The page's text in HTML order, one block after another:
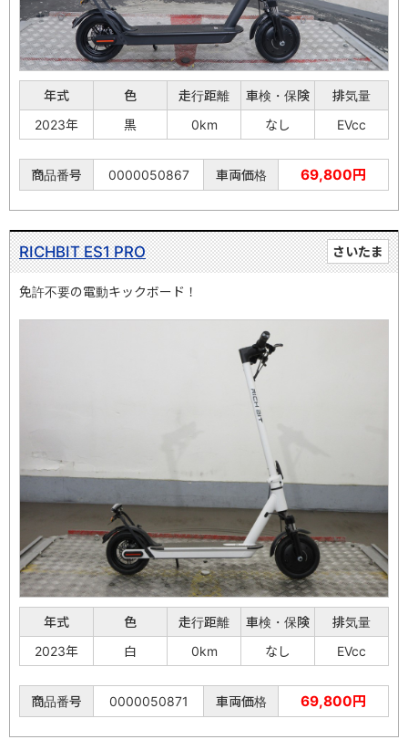
年式 色 走行距離 車検・保険
排気量
2023年
黒 0km なし EVcc
商品番号 0000050867 車両価格 69,800円
さいたま
RICHBIT ES1 PRO
免許不要の電動キックボード！
年式 色 走行距離 車検・保険
排気量
2023年
白 0km なし EVcc
商品番号 0000050871 車両価格 69,800円